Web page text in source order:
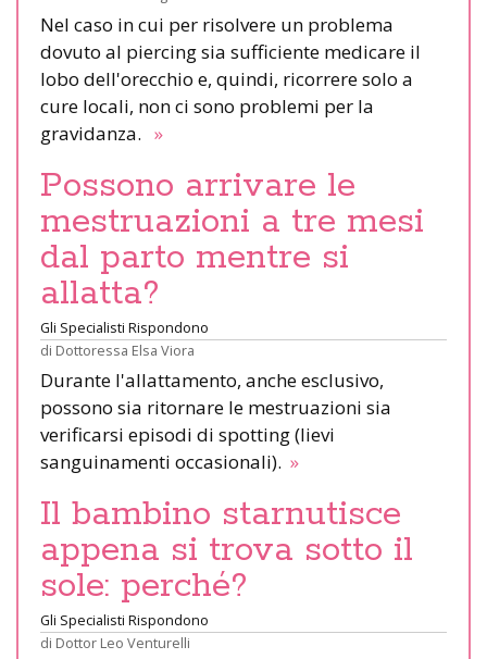
Nel caso in cui per risolvere un problema
dovuto al piercing sia sufficiente medicare il
lobo dell'orecchio e, quindi, ricorrere solo a
cure locali, non ci sono problemi per la
gravidanza. »
Possono arrivare le
mestruazioni a tre mesi
dal parto mentre si
allatta?
Gli Specialisti Rispondono
di Dottoressa Elsa Viora
Durante l'allattamento, anche esclusivo,
possono sia ritornare le mestruazioni sia
verificarsi episodi di spotting (lievi
sanguinamenti occasionali). »
Il bambino starnutisce
appena si trova sotto il
sole: perché?
Gli Specialisti Rispondono
di Dottor Leo Venturelli